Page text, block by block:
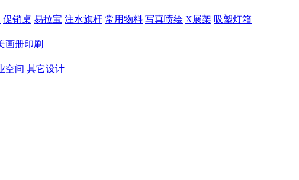
促销桌 易拉宝 注水旗杆 常用物料 写真喷绘 X展架 吸塑灯箱
画册印刷
空间 其它设计